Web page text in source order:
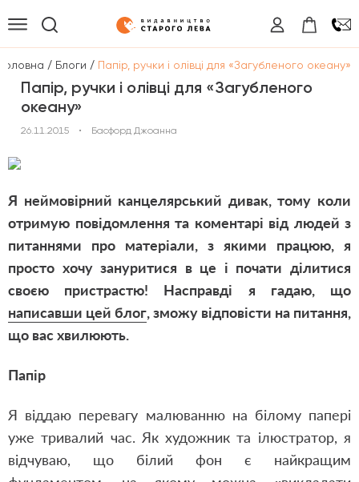
Головна / Блоги / Папір, ручки і олівці для «Загубленого океану»
Папір, ручки і олівці для «Загубленого
океану»
26.11.2015 • Басфорд Джоанна
Я неймовірний канцелярський дивак, тому коли
отримую повідомлення та коментарі від людей з
питаннями про матеріали, з якими працюю, я
просто хочу зануритися в це і почати ділитися
своєю пристрастю! Насправді я гадаю, що
написавши цей блог, зможу відповісти на питання,
що вас хвилюють.
Папір
Я віддаю перевагу малюванню на білому папері
уже тривалий час. Як художник та ілюстратор, я
відчуваю, що білий фон є найкращим